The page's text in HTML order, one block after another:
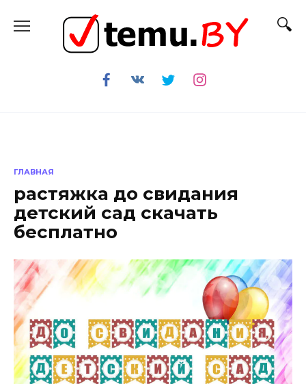
содержанию
ГЛАВНАЯ
растяжка до свидания
детский сад скачать
бесплатно